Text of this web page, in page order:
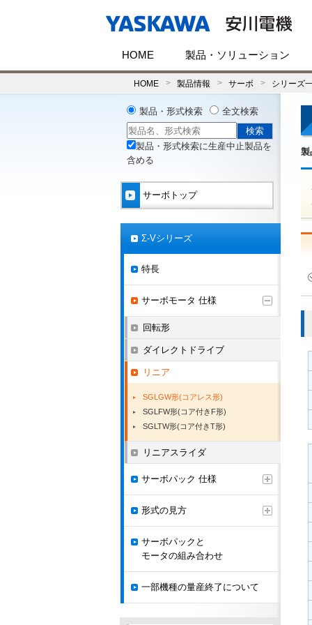
HOME 製品・ソリューション
HOME 製品情報 サーボ シリーズ
製
製品・形式検索 全文検索
製品・形式検索に生産中止製品を
含める
サーボトップ
Σ-Vシリーズ
特長
サーボモータ 仕様
回転形
ダイレクトドライブ
リニア
SGLGW形(コアレス形)
SGLFW形(コア付きF形)
SGLTW形(コア付きT形)
リニアスライダ
サーボパック 仕様
形式の見方
サーボパックと
モータの組み合わせ
一部機種の量産終了について